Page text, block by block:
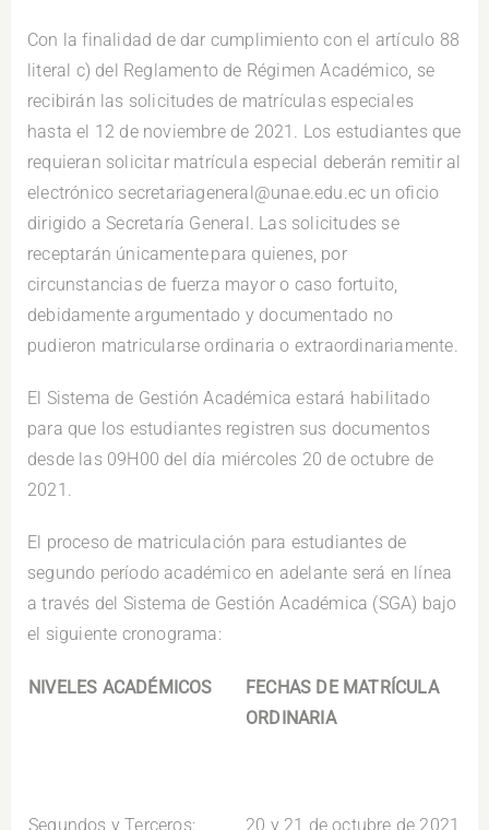
Con la finalidad de dar cumplimiento con el artículo 88
literal c) del Reglamento de Régimen Académico, se
recibirán las solicitudes de matrículas especiales
hasta el 12 de noviembre de 2021. Los estudiantes que
requieran solicitar matrícula especial deberán remitir al
electrónico secretariageneral@unae.edu.ec un oficio
dirigido a Secretaría General. Las solicitudes se
receptarán únicamente para quienes, por
circunstancias de fuerza mayor o caso fortuito,
debidamente argumentado y documentado no
pudieron matricularse ordinaria o extraordinariamente.
El Sistema de Gestión Académica estará habilitado
para que los estudiantes registren sus documentos
desde las 09H00 del día miércoles 20 de octubre de
2021.
El proceso de matriculación para estudiantes de
segundo período académico en adelante será en línea
a través del Sistema de Gestión Académica (SGA) bajo
el siguiente cronograma:
NIVELES ACADÉMICOS
FECHAS DE MATRÍCULA
ORDINARIA
Segundos y Terceros: 20 y 21 de octubre de 2021